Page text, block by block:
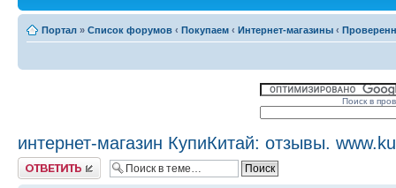
Портал » Список форумов ‹ Покупаем ‹ Интернет-магазины ‹
Поиск в
интернет-магазин КупиКитай: отзывы.
Комментировать